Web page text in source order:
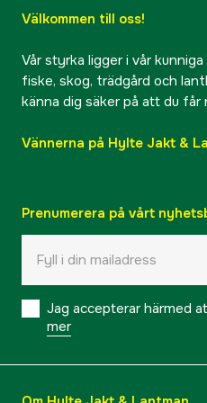
Välkommen till oss!
Vår styrka ligger i vår
fiske, skog, trädgård och
känna dig säker på att du får
Vännerna på Hylte Jakt &
Prenumerera på vårt
Jag accepterar härmed
mer